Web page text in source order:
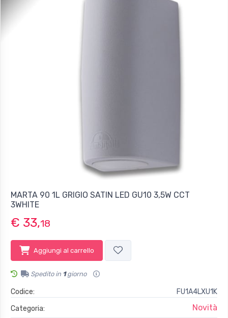
MARTA 90 1L GRIGIO SATIN LED GU10 3,5W CCT
3WHITE
€ 33,18
Aggiungi al carrello
Spedito in 1giorno
Codice:
FU1A4LXU1K
Categoria:
Novità